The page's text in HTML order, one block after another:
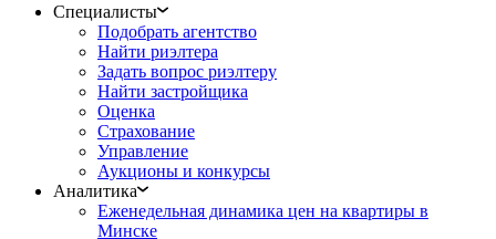
Специалисты
Подобрать агентство
Найти риэлтера
Задать вопрос риэлтеру
Найти застройщика
Оценка
Страхование
Управление
Аукционы и конкурсы
Аналитика
Еженедельная динамика цен на квартиры в
Минске